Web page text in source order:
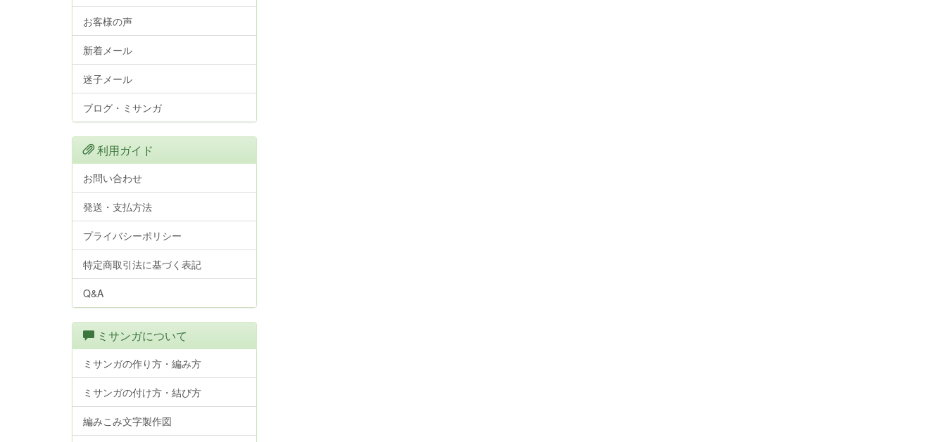
お客様の声
新着メール
迷子メール
ブログ・ミサンガ
利用ガイド
お問い合わせ
発送・支払方法
プライバシーポリシー
特定商取引法に基づく表記
Q&A
ミサンガについて
ミサンガの作り方・編み方
ミサンガの付け方・結び方
編みこみ文字製作図